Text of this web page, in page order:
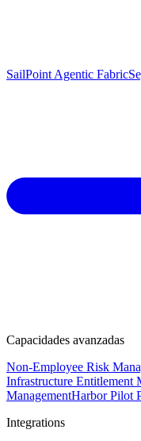
SailPoint Agentic Fabric
Capacidades avanzadas
Non-Employee Risk
Infrastructure Entitlement
ManagementHarbor Pilot
Integrations